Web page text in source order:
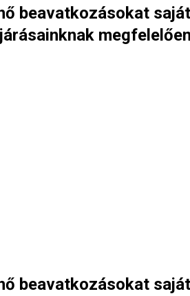
beavatkozásokat
beavatkozásokat